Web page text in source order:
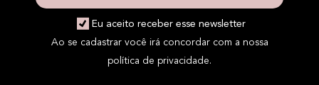
Eu aceito receber esse newsletter
Ao se cadastrar você irá concordar com a nossa
política de privacidade.